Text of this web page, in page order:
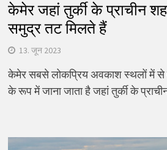
केमेर जहां तुर्की के प्राचीन
समुद्र तट मिलते हैं
13. जून 2023
केमेर सबसे लोकप्रिय अवकाश स्थलों में
के रूप में जाना जाता है जहां तुर्की के